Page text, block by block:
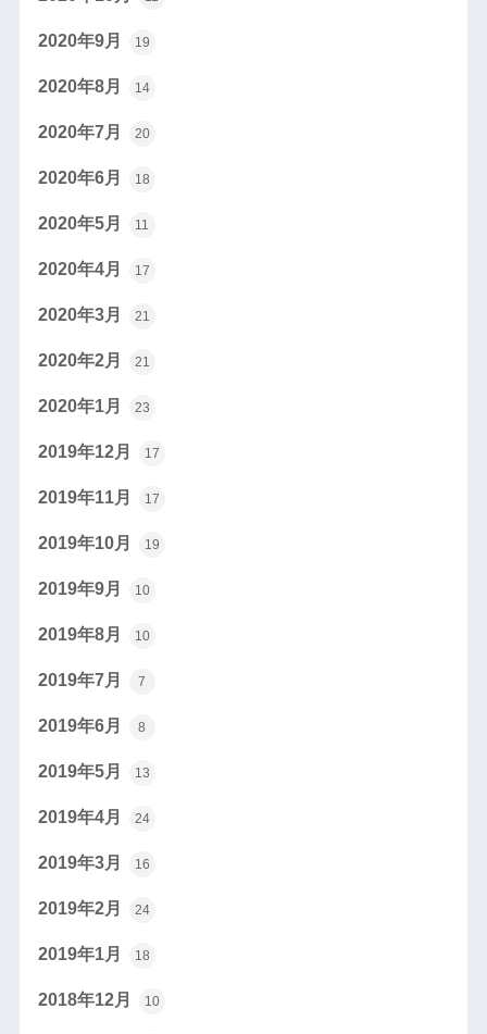
2020年9月 19
2020年8月 14
2020年7月 20
2020年6月 18
2020年5月 11
2020年4月 17
2020年3月 21
2020年2月 21
2020年1月 23
2019年12月 17
2019年11月 17
2019年10月 19
2019年9月 10
2019年8月 10
2019年7月 7
2019年6月 8
2019年5月 13
2019年4月 24
2019年3月 16
2019年2月 24
2019年1月 18
2018年12月 10